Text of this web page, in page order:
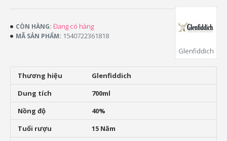
Thương hiệu
Glenfiddich
Dung tích
700ml
Nồng độ
40%
Tuổi rượu
15 Năm
CÒN HÀNG: Đang có hàng
MÃ SẢN PHẨM: 1540722361818
Glenfiddich